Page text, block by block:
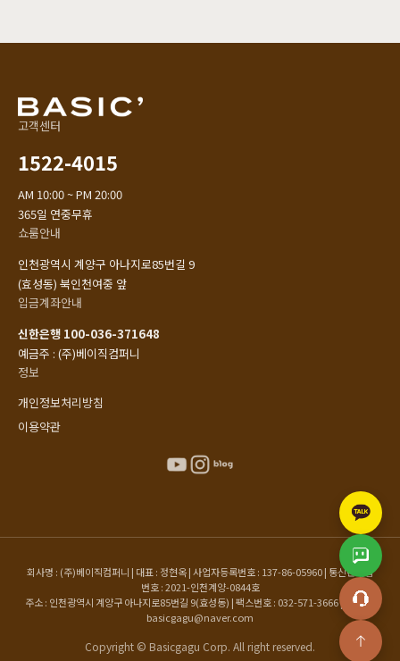
고객센터
1522-4015
AM 10:00 ~ PM 20:00
365일 연중무휴
쇼룸안내
인천광역시 계양구 아나지로85번길 9
(효성동) 북인천여중 앞
입금계좌안내
신한은행 100-036-371648
예금주 : (주)베이직컴퍼니
정보
개인정보처리방침
이용약관
회사명 : (주)베이직컴퍼니 | 대표 : 정현옥 | 사업자등록번호 : 137-86-05960 | 통신판매업
번호 : 2021-인천계양-0844호
주소 : 인천광역시 계양구 아나지로85번길 9(효성동) | 팩스번호 : 032-571-3666 | 이메일 :
basicgagu@naver.com
Copyright © Basicgagu Corp. All right reserved.